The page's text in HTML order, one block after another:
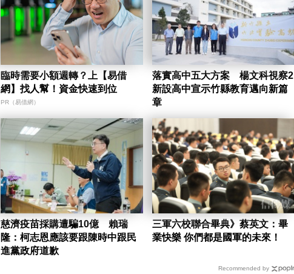
臨時需要小額週轉？上【易借
網】找人幫！資金快速到位
PR（易借網）
落實高中五大方案 楊文科視察2
新設高中宣示竹縣教育邁向新篇
章
慈濟疫苗採購遭騙10億 賴瑞
隆：柯志恩應該要跟陳時中跟民
進黨政府道歉
三軍六校聯合畢典》蔡英文：畢
業快樂 你們都是國軍的未來！
Recommended by